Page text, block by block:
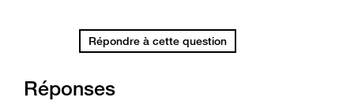
Répondre à cette question
Réponses